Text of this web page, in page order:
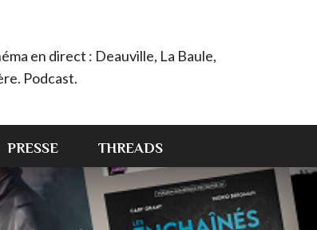
en direct : Deauville, La Baule,
Podcast.
PRESSE THREADS